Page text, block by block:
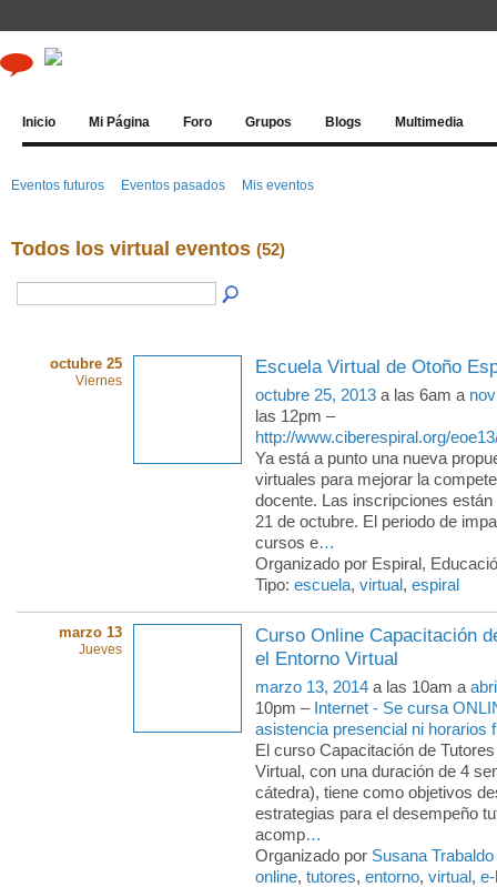
Inicio Mi Página Foro Grupos Blogs Multimedia
Eventos futuros Eventos pasados Mis eventos
Todos los virtual eventos (52)
octubre 25
Viernes
Escuela Virtual de Otoño
octubre 25, 2013 a las 6am a
las 12pm –
http://www.ciberespiral.org/
Ya está a punto una nueva
virtuales para mejorar la
docente. Las inscripciones
21 de octubre. El periodo de
cursos e…
Organizado por Espiral,
Tipo: escuela, virtual, espiral
marzo 13
Jueves
Curso Online Capacitación
el Entorno Virtual
marzo 13, 2014 a las 10am a
10pm – Internet - Se cursa
asistencia presencial ni horarios
El curso Capacitación de
Virtual, con una duración de 4
cátedra), tiene como objetivos
estrategias para el desempeño
acomp…
Organizado por Susana Trabaldo
online, tutores, entorno, virtual,